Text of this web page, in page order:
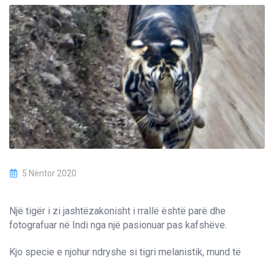
5 Nëntor 2020
Një tigër i zi jashtëzakonisht i rrallë është parë dhe
fotografuar në Indi nga një pasionuar pas kafshëve.
Kjo specie e njohur ndryshe si tigri melanistik, mund të